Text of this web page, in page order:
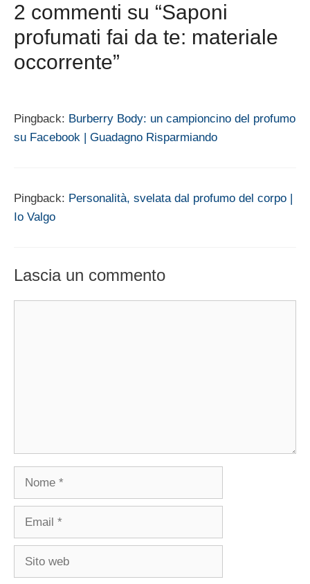
2 commenti su “Saponi
profumati fai da te: materiale
occorrente”
Pingback: Burberry Body: un campioncino del profumo
su Facebook | Guadagno Risparmiando
Pingback: Personalità, svelata dal profumo del corpo |
Io Valgo
Lascia un commento